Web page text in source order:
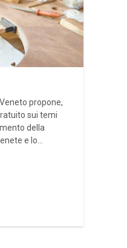
propone,
sui temi
della
e lo...